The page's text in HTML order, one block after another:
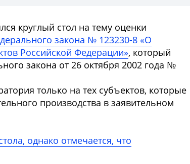
круглый стол на тему оценки
закона № 123230-8 «О
Российской Федерации», который
закона от 26 октября 2002 года №
только на тех субъектов, которые
производства в заявительном
однако отмечается, что